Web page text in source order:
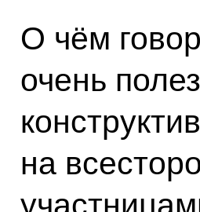
О чём
очень
на